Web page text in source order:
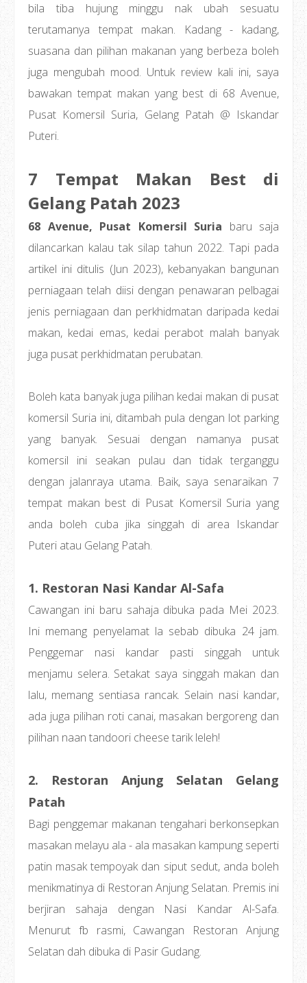
bila tiba hujung minggu nak ubah sesuatu
terutamanya tempat makan. Kadang - kadang,
suasana dan pilihan makanan yang berbeza boleh
juga mengubah mood. Untuk review kali ini, saya
bawakan tempat makan yang best di 68 Avenue,
Pusat Komersil Suria, Gelang Patah @ Iskandar
Puteri.
7 Tempat Makan Best di
Gelang Patah 2023
68 Avenue, Pusat Komersil Suria baru saja
dilancarkan kalau tak silap tahun 2022. Tapi pada
artikel ini ditulis (Jun 2023), kebanyakan bangunan
perniagaan telah diisi dengan penawaran pelbagai
jenis perniagaan dan perkhidmatan daripada kedai
makan, kedai emas, kedai perabot malah banyak
juga pusat perkhidmatan perubatan.
Boleh kata banyak juga pilihan kedai makan di pusat
komersil Suria ini, ditambah pula dengan lot parking
yang banyak. Sesuai dengan namanya pusat
komersil ini seakan pulau dan tidak terganggu
dengan jalanraya utama. Baik, saya senaraikan 7
tempat makan best di Pusat Komersil Suria yang
anda boleh cuba jika singgah di area Iskandar
Puteri atau Gelang Patah.
1. Restoran Nasi Kandar Al-Safa
Cawangan ini baru sahaja dibuka pada Mei 2023.
Ini memang penyelamat la sebab dibuka 24 jam.
Penggemar nasi kandar pasti singgah untuk
menjamu selera. Setakat saya singgah makan dan
lalu, memang sentiasa rancak. Selain nasi kandar,
ada juga pilihan roti canai, masakan bergoreng dan
pilihan naan tandoori cheese tarik leleh!
2. Restoran Anjung Selatan Gelang
Patah
Bagi penggemar makanan tengahari berkonsepkan
masakan melayu ala - ala masakan kampung seperti
patin masak tempoyak dan siput sedut, anda boleh
menikmatinya di Restoran Anjung Selatan. Premis ini
berjiran sahaja dengan Nasi Kandar Al-Safa.
Menurut fb rasmi, Cawangan Restoran Anjung
Selatan dah dibuka di Pasir Gudang.